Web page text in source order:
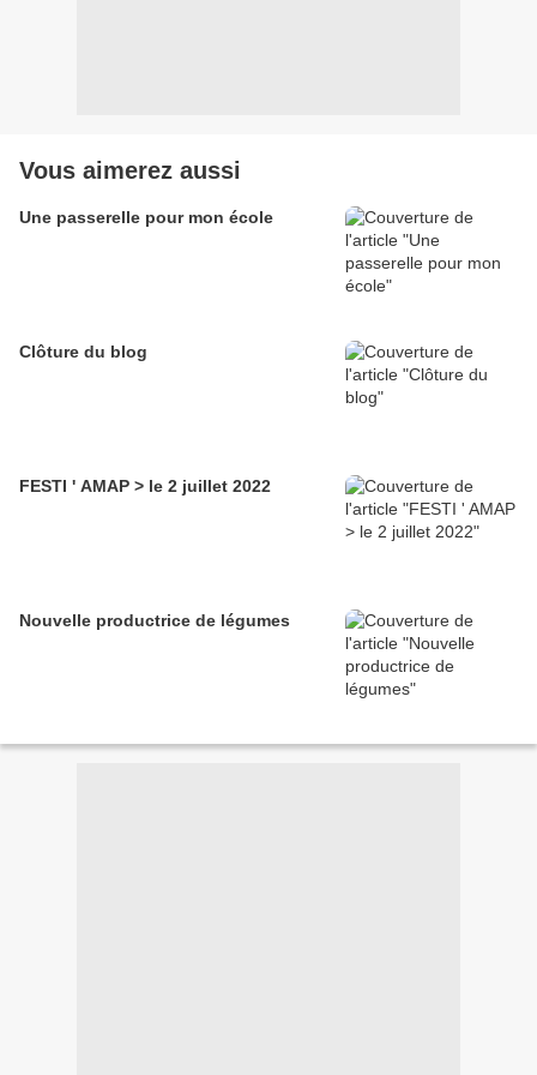
Vous aimerez aussi
Une passerelle pour mon école
Clôture du blog
FESTI ' AMAP > le 2 juillet 2022
Nouvelle productrice de légumes